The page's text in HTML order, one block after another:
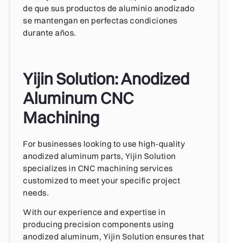
de que sus productos de aluminio anodizado
se mantengan en perfectas condiciones
durante años.
Yijin Solution: Anodized
Aluminum CNC
Machining
For businesses looking to use high-quality
anodized aluminum parts, Yijin Solution
specializes in CNC machining services
customized to meet your specific project
needs.
With our experience and expertise in
producing precision components using
anodized aluminum, Yijin Solution ensures that